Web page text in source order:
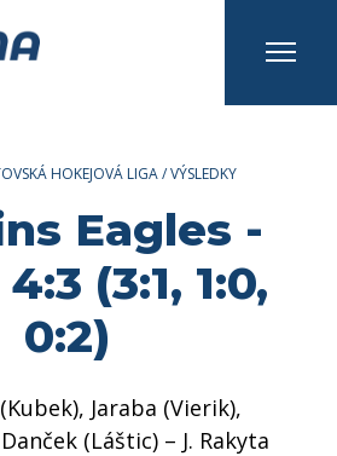
HOKEJOVÁ LIGA/VÝSLEDKY
Eagles -
(3:1, 1:0,
0:2)
Jaraba (Vierik),
(Láštic) – J. Rakyta